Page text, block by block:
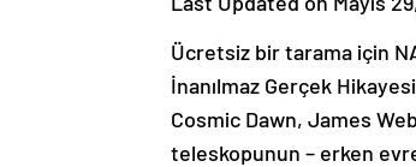
Ücretsiz bir tarama için
İnanılmaz Gerçek
Cosmic Dawn, James
teleskopunun – erken